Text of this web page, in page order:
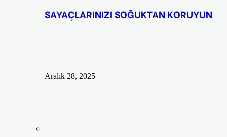
SAYAÇLARINIZI SOĞUKTAN KORUYUN
Aralık 28, 2025